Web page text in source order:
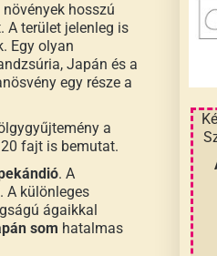
hosszú
A terület jelenleg is
Egy olyan
Japán és a
egy része a
a
fajt is bemutat.
. A
A különleges
ágaikkal
som hatalmas